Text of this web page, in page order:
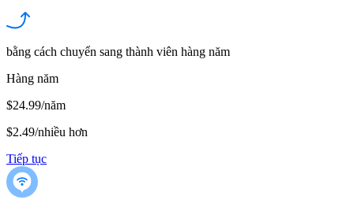
bằng cách chuyển sang thành viên hàng năm
Hàng năm
$24.99/năm
$2.49/nhiều hơn
Tiếp tục